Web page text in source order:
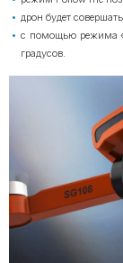
дрон будет
с помощью режима
градусов.